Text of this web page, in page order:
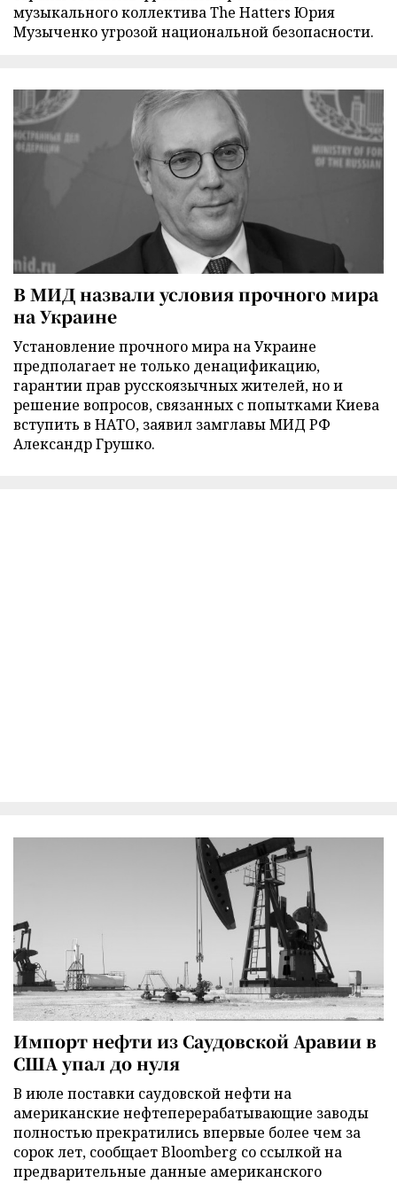
музыкального коллектива The Hatters Юрия
Музыченко угрозой национальной безопасности.
В МИД назвали условия прочного мира
на Украине
Установление прочного мира на Украине
предполагает не только денацификацию,
гарантии прав русскоязычных жителей, но и
решение вопросов, связанных с попытками Киева
вступить в НАТО, заявил замглавы МИД РФ
Александр Грушко.
Импорт нефти из Саудовской Аравии в
США упал до нуля
В июле поставки саудовской нефти на
американские нефтеперерабатывающие заводы
полностью прекратились впервые более чем за
сорок лет, сообщает Bloomberg со ссылкой на
предварительные данные американского